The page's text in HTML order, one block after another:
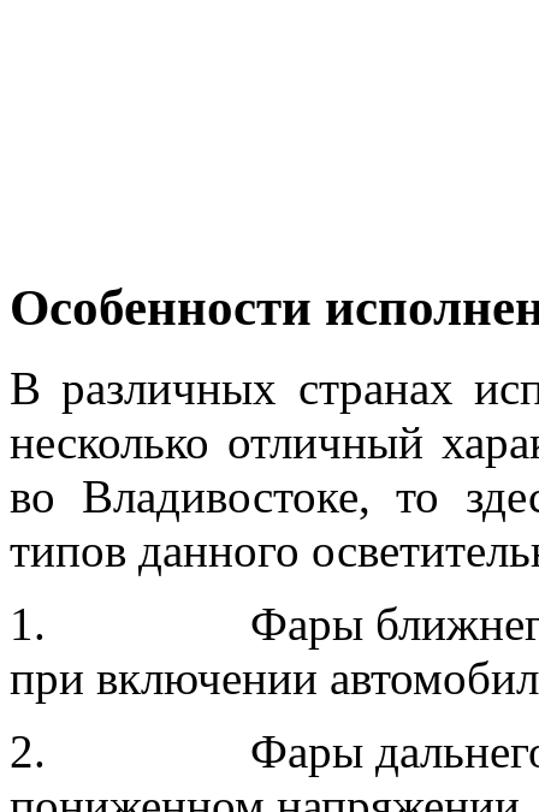
Особенности
В различных странах
несколько отличный
во Владивостоке, то
типов данного
1. Фары ближнего
при включении
2. Фары дальнего